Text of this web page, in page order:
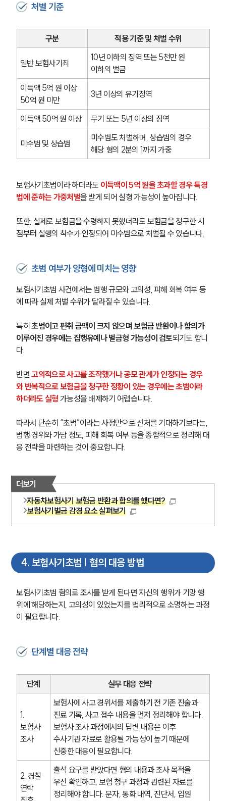
그룹소개
그룹소개
대륜의 강점
오시는 길
글로벌 파트너 로펌
고객의 소리
통합검색
처벌 기준
구분 적용 기준 및 처벌 수위
일반 보험사기죄
10년 이하의 징역 또는 5천만 원
이하의 벌금
이득액 5억 원 이상
50억 원 미만
3년 이상의 유기징역
이득액 50억 원 이상 무기 또는 5년 이상의 징역
미수범 및 상습범
미수범도 처벌하며, 상습범의 경우
해당 형의 2분의 1까지 가중
보험사기초범이라 하더라도 이득액이 5억 원을 초과할 경우 특경
법에 준하는 가중처벌을 받게 되어 실형 가능성이 높아집니다.
또한, 실제로 보험금을 수령하지 못했더라도 보험금을 청구한 시
점부터 실행의 착수가 인정되어 미수범으로 처벌될 수 있습니다.
초범 여부가 양형에 미치는 영향
보험사기초범 사건에서는 범행 규모와 고의성, 피해 회복 여부 등
에 따라 실제 처벌 수위가 달라질 수 있습니다.
특히 초범이고 편취 금액이 크지 않으며 보험금 반환이나 합의가
이루어진 경우에는 집행유예나 벌금형 가능성이 검토되기도 합니
다.
반면 고의적으로 사고를 조작했거나 공모 관계가 인정되는 경우
와 반복적으로 보험금을 청구한 정황이 있는 경우에는 초범이라
하더라도 실형 가능성을 배제하기 어렵습니다.
따라서 단순히 “초범”이라는 사정만으로 선처를 기대하기보다는,
범행 경위와 가담 정도, 피해 회복 여부 등을 종합적으로 정리해 대
응 전략을 마련하는 것이 중요합니다.
더보기
자동차보험사기 보험금 반환과 합의를 했다면?
보험사기벌금 감경 요소 살펴보기
4. 보험사기초범 | 혐의 대응 방법
보험사기초범 혐의로 조사를 받게 된다면 자신의 행위가 기망 행
위에 해당하는지, 고의성이 있었는지를 법리적으로 소명하는 과정
이 필요합니다.
단계별 대응 전략
단계 실무 대응 전략
1.
보험사
조사
보험사에 사고 경위서를 제출하기 전 기존 진술과
진료 기록, 사고 접수 내용을 먼저 정리해야 합니다.
보험사 조사 과정에서의 답변 내용은 이후
수사기관 자료로 활용될 가능성이 높기 때문에
신중한 대응이 필요합니다.
2. 경찰
연락
출석 요구를 받았다면 혐의 내용과 조사 목적을
우선 확인하고, 보험 청구 과정과 관련된 자료를
정리해야 합니다. 문자, 통화 내역, 진단서, 입원